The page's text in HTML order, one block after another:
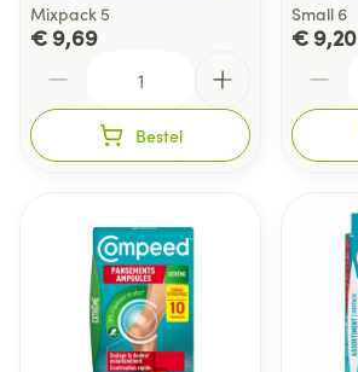
Mixpack 5
€ 9,69
Bestel
Small 6
€ 9,20